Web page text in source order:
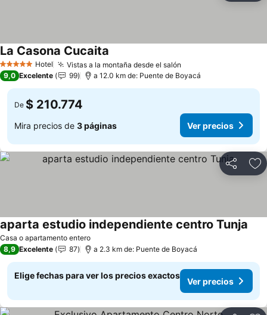
5 Estrellas Hotel Vistas a la montaña desde el salón
La Casona Cucaita
9,0 Excelente 99 a 12.0 km de: Puente de Boyacá
De $ 210.774
Mira precios de 3 páginas Ver precios
Compartir
Casa o apartamento entero
aparta estudio independiente centro Tunja
8,9 Excelente 87 a 2.3 km de: Puente de Boyacá
Elige fechas para ver los precios exactos
Ver precios